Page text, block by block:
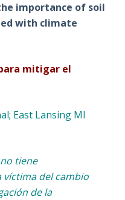
importance of soil
with climate
mitigar el
East Lansing MI
tiene
víctima del cambio
de la